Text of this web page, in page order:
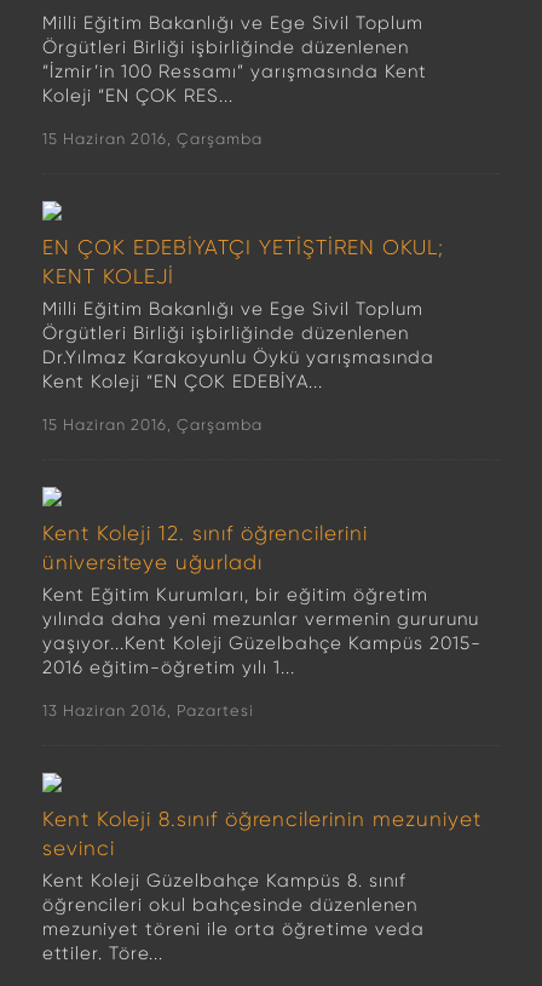
Milli Eğitim Bakanlığı ve Ege Sivil Toplum
Örgütleri Birliği işbirliğinde düzenlenen
“İzmir’in 100 Ressamı” yarışmasında Kent
Koleji “EN ÇOK RES...
15 Haziran 2016, Çarşamba
EN ÇOK EDEBİYATÇI YETİŞTİREN OKUL;
KENT KOLEJİ
Milli Eğitim Bakanlığı ve Ege Sivil Toplum
Örgütleri Birliği işbirliğinde düzenlenen
Dr.Yılmaz Karakoyunlu Öykü yarışmasında
Kent Koleji “EN ÇOK EDEBİYA...
15 Haziran 2016, Çarşamba
Kent Koleji 12. sınıf öğrencilerini
üniversiteye uğurladı
Kent Eğitim Kurumları, bir eğitim öğretim
yılında daha yeni mezunlar vermenin gururunu
yaşıyor...Kent Koleji Güzelbahçe Kampüs 2015-
2016 eğitim-öğretim yılı 1...
13 Haziran 2016, Pazartesi
Kent Koleji 8.sınıf öğrencilerinin mezuniyet
sevinci
Kent Koleji Güzelbahçe Kampüs 8. sınıf
öğrencileri okul bahçesinde düzenlenen
mezuniyet töreni ile orta öğretime veda
ettiler. Töre...